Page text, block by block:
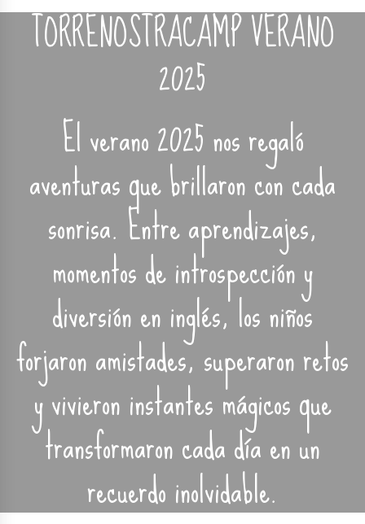
TORRENOSTRACAMP VERANO
2025
El verano 2025 nos regaló
aventuras que brillaron con cada
sonrisa. Entre aprendizajes,
momentos de introspección y
diversión en inglés, los niños
forjaron amistades, superaron retos
y vivieron instantes mágicos que
transformaron cada día en un
recuerdo inolvidable.